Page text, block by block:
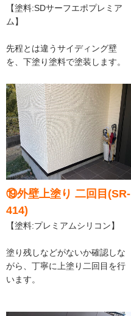
【塗料:SDサーフエポプレミア
ム】
先程とは違うサイディング壁
を、下塗り塗料で塗装します。
⑲外壁上塗り 二回目(SR-
414)
【塗料:プレミアムシリコン】
塗り残しなどがないか確認しな
がら、丁寧に上塗り二回目を行
います。